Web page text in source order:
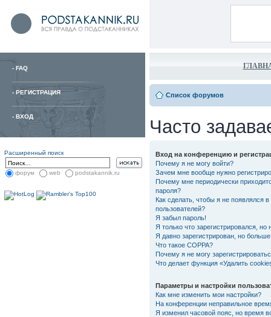
- FAQ
- РЕГИСТРАЦИЯ
- ВХОД
Расширенный поиск
форум web podstakannik.ru
Список форумов
Часто
Вход на конференцию и
Почему я не могу войти?
Зачем мне вообще нужно
Почему мне периодически
пароля?
Как сделать, чтобы я не появлялся
пользователей?
Я забыл пароль!
Я только что зарегистрировался, но
Я давно зарегистрирован, но
Что такое COPPA?
Почему я не могу
Что делает функция «Удалить
Параметры и настройки
Как мне изменить мои настройки?
На конференции неправильное
Я изменил часовой пояс, но время